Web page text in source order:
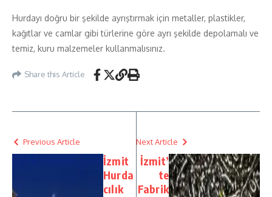
Hurdayı doğru bir şekilde ayrıştırmak için metaller, plastikler,
kağıtlar ve camlar gibi türlerine göre ayrı şekilde depolamalı ve
temiz, kuru malzemeler kullanmalısınız.
Share this Article
Previous Article
İzmit
Hurda
cılık
Next Article
İzmit’
te
Fabrik